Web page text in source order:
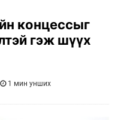
концессыг
гэж шүүх
1 мин унших